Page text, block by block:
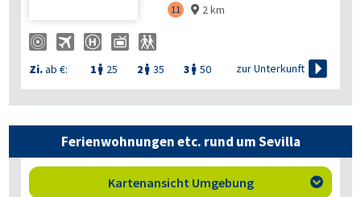
11  2 km
Zi.ab €: 1  25 2  35 3  50 zur Unterkunft 
Ferienwohnungen etc. rund um Sevilla
Kartenansicht Umgebung 